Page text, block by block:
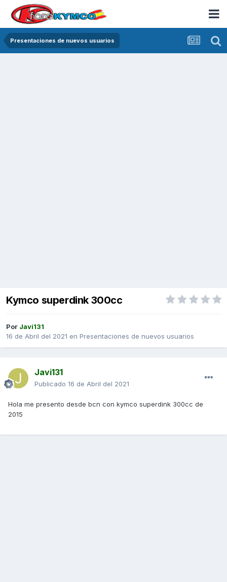
Presentaciones de nuevos usuarios
Kymco superdink 300cc
Por Javi131
16 de Abril del 2021 en Presentaciones de nuevos usuarios
Javi131
Publicado 16 de Abril del 2021
Hola me presento desde bcn con kymco superdink 300cc de
2015